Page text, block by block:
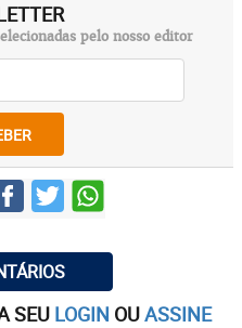
pelo nosso editor
SEU LOGIN OUASSINE